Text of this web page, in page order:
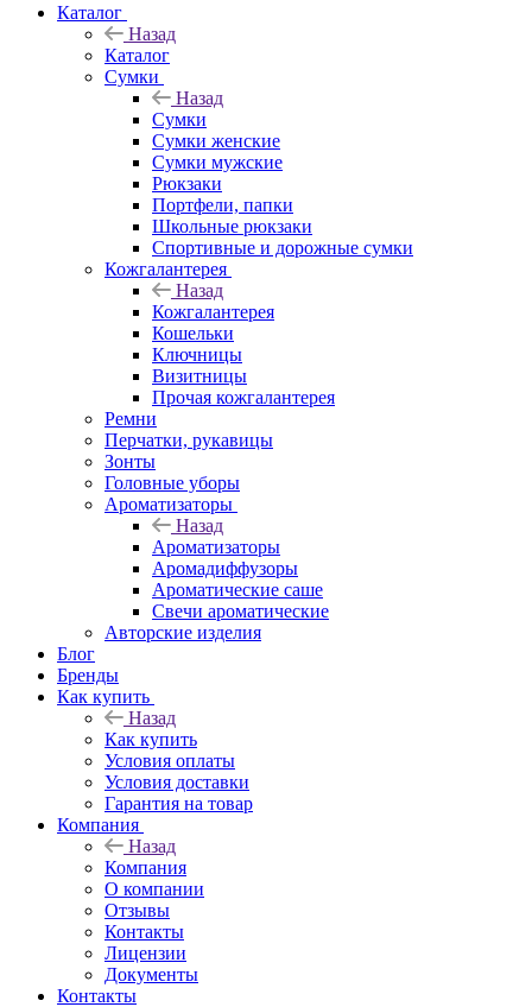
Каталог
Назад
Каталог
Сумки
Назад
Сумки
Сумки женские
Сумки мужские
Рюкзаки
Портфели, папки
Школьные рюкзаки
Спортивные и дорожные сумки
Кожгалантерея
Назад
Кожгалантерея
Кошельки
Ключницы
Визитницы
Прочая кожгалантерея
Ремни
Перчатки, рукавицы
Зонты
Головные уборы
Ароматизаторы
Назад
Ароматизаторы
Аромадиффузоры
Ароматические саше
Свечи ароматические
Авторские изделия
Блог
Бренды
Как купить
Назад
Как купить
Условия оплаты
Условия доставки
Гарантия на товар
Компания
Назад
Компания
О компании
Отзывы
Контакты
Лицензии
Документы
Контакты